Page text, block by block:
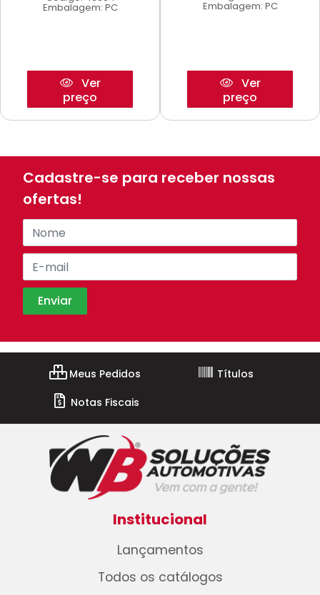
Embalagem: PC
Ver
preço
Embalagem: PC
Ver
preço
Cadastre-se para receber nossas
ofertas!
Meus Pedidos
Títulos
Notas Fiscais
Institucional
Lançamentos
Todos os catálogos